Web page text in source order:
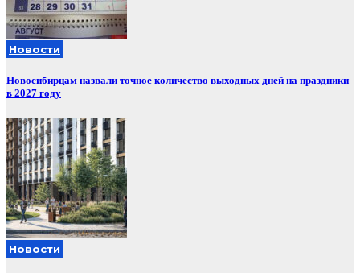
Новости
Новосибирцам назвали точное количество выходных дней на праздники
в 2027 году
Новости